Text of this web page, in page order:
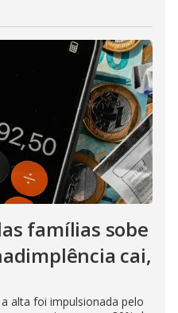
famílias sobe
cai,
alta foi impulsionada pelo